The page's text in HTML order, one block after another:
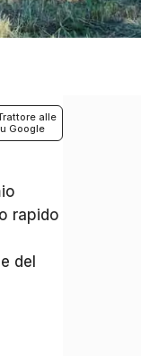
alle
Google
rapido
del